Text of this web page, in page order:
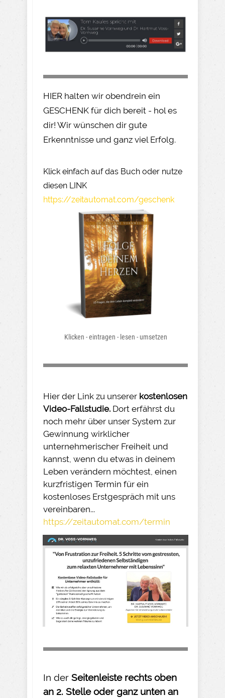
HIER halten wir obendrein ein
GESCHENK für dich bereit - hol es
dir! Wir wünschen dir gute
Erkenntnisse und ganz viel Erfolg.
Klick einfach auf das Buch oder nutze
diesen LINK
https://zeitautomat.com/geschenk
Klicken - eintragen - lesen - umsetzen
Hier der Link zu unserer kostenlosen
Video-Fallstudie. Dort erfährst du
noch mehr über unser System zur
Gewinnung wirklicher
unternehmerischer Freiheit und
kannst, wenn du etwas in deinem
Leben verändern möchtest, einen
kurzfristigen Termin für ein
kostenloses Erstgespräch mit uns
vereinbaren...
https://zeitautomat.com/termin
In der Seitenleiste rechts oben
an 2. Stelle oder ganz unten an